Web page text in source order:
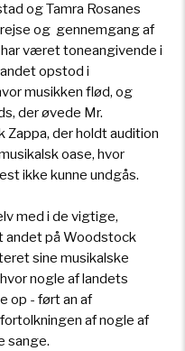
og Tamra Rosanes
og gennemgang af
været toneangivende i
opstod i
musikken flød, og
der øvede Mr.
Zappa, der holdt audition
oase, hvor
ikke kunne undgås.
med i de vigtige,
andet på Woodstock
sine musikalske
nogle af landets
op - ført an af
af nogle af
sange.